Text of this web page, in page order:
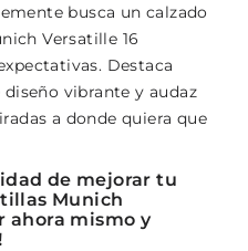
busca un calzado
Versatille 16
Destaca
vibrante y audaz
a donde quiera que
de mejorar tu
Munich
ahora mismo y